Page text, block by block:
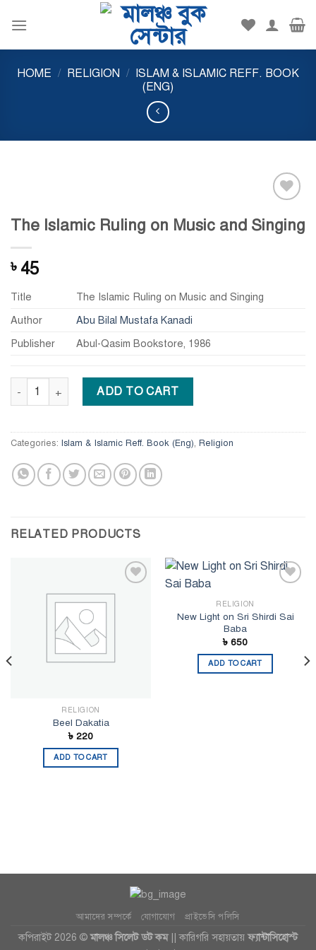
HOME / RELIGION / ISLAM & ISLAMIC REFF. BOOK
(ENG)
wishlist
The Islamic Ruling on Music and Singing
৳ 45
Title
The Islamic Ruling on Music and Singing
Author
Abu Bilal Mustafa Kanadi
Publisher
Abul-Qasim Bookstore, 1986
The Islamic Ruling on Music and Singing quantity
ADD TO CART
Categories: Islam & Islamic Reff. Book (Eng), Religion
RELATED PRODUCTS
RELIGION
Beel Dakatia
৳ 220
ADD TO CART
RELIGION
New Light on Sri Shirdi Sai
Baba
৳ 650
ADD TO CART
আমাদের সম্পর্কে যোগাযোগ প্রাইভেসি পলিসি
কপিরাইট 2026 ©মালঞ্চ সিলেট ডট কম|| কারিগরি সহায়তায়ফ্যান্টাসিহোস্ট